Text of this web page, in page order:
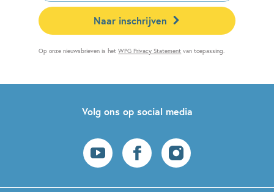
Naar inschrijven
Op onze nieuwsbrieven is hetWPG Privacy Statement van toepassing.
Volg ons op social media